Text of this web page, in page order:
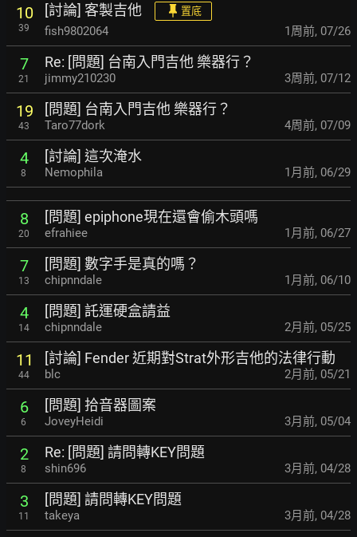
10
39
[討論] 客製吉他 置底
fish9802064 1周前, 07/26
7
21
Re: [問題] 台南入門吉他 樂器行？
jimmy210230 3周前, 07/12
19
43
[問題] 台南入門吉他 樂器行？
Taro77dork 4周前, 07/09
4
8
[討論] 這次淹水
Nemophila 1月前, 06/29
8
20
[問題] epiphone現在還會偷木頭嗎
efrahiee 1月前, 06/27
7
13
[問題] 數字手是真的嗎？
chipnndale 1月前, 06/10
4
14
[問題] 託運硬盒請益
chipnndale 2月前, 05/25
11
44
[討論] Fender 近期對Strat外形吉他的法律行動
blc 2月前, 05/21
6
6
[問題] 拾音器圖案
JoveyHeidi 3月前, 05/04
2
8
Re: [問題] 請問轉KEY問題
shin696 3月前, 04/28
3
11
[問題] 請問轉KEY問題
takeya 3月前, 04/28